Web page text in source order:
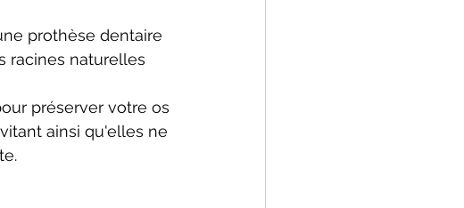
prothèse dentaire
racines naturelles
préserver votre os
ainsi qu'elles ne